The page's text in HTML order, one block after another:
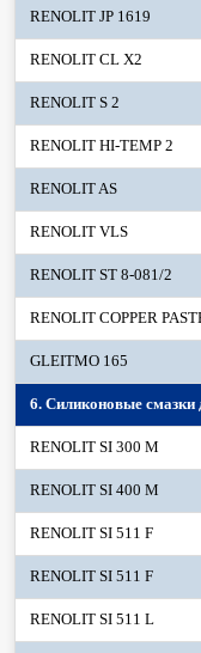
RENOLIT JP 1619
RENOLIT CL X2
RENOLIT S 2
RENOLIT HI-TEMP 2
RENOLIT AS
RENOLIT VLS
RENOLIT ST 8-081/2
RENOLIT COPPER
GLEITMO 165
6. Силиконовые смазки
RENOLIT SI 300 M
RENOLIT SI 400 M
RENOLIT SI 511 F
RENOLIT SI 511 F
RENOLIT SI 511 L